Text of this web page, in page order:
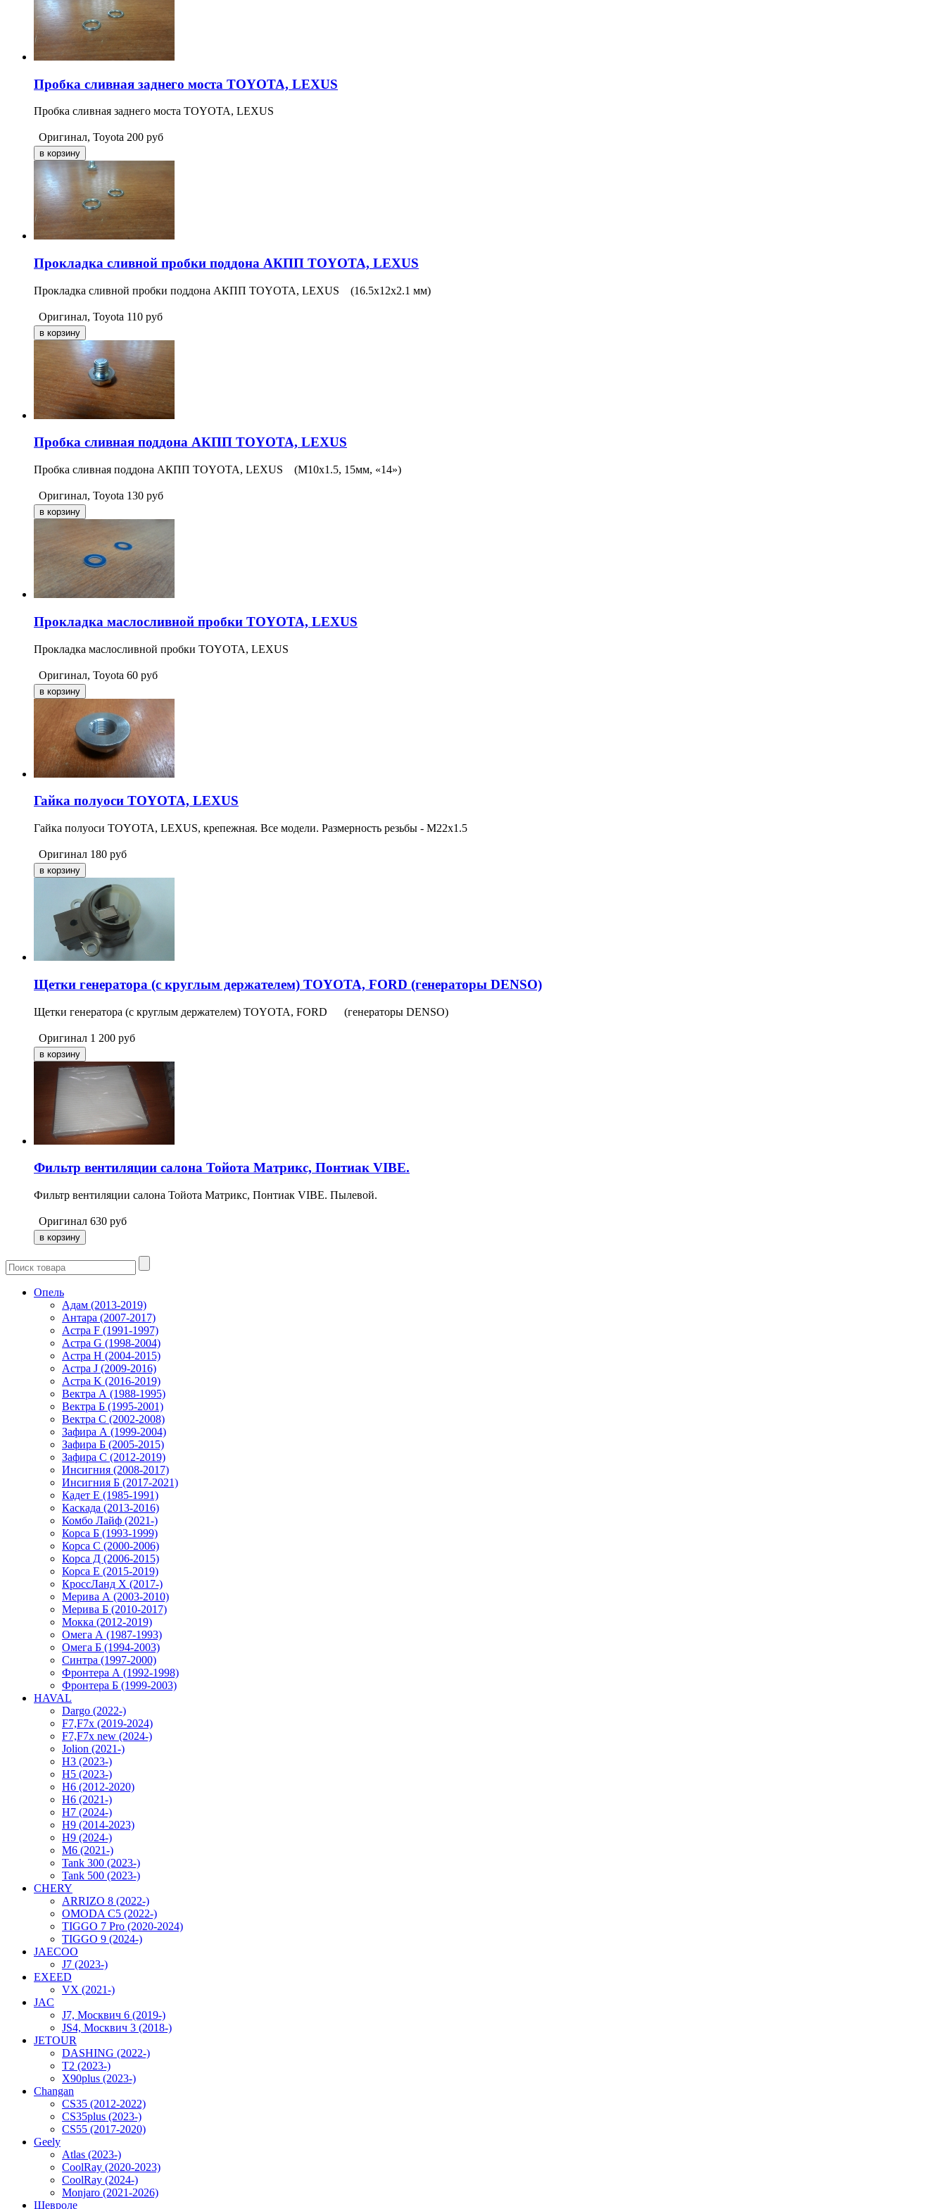
Пробка сливная заднего моста TOYOTA, LEXUS
Пробка сливная заднего моста TOYOTA, LEXUS
Оригинал, Toyota 200 руб
Прокладка сливной пробки поддона АКПП TOYOTA, LEXUS
Прокладка сливной пробки поддона АКПП TOYOTA, LEXUS (16.5x12x2.1 мм)
Оригинал, Toyota 110 руб
Пробка сливная поддона АКПП TOYOTA, LEXUS
Пробка сливная поддона АКПП TOYOTA, LEXUS (M10x1.5, 15мм, «14»)
Оригинал, Toyota 130 руб
Прокладка маслосливной пробки TOYOTA, LEXUS
Прокладка маслосливной пробки TOYOTA, LEXUS
Оригинал, Toyota 60 руб
Гайка полуоси TOYOTA, LEXUS
Гайка полуоси TOYOTA, LEXUS, крепежная. Все модели. Размерность резьбы - M22x1.5
Оригинал 180 руб
Щетки генератора (с круглым держателем) TOYOTA, FORD (генераторы DENSO)
Щетки генератора (с круглым держателем) TOYOTA, FORD (генераторы DENSO)
Оригинал 1 200 руб
Фильтр вентиляции салона Тойота Матрикс, Понтиак VIBE.
Фильтр вентиляции салона Тойота Матрикс, Понтиак VIBE. Пылевой.
Оригинал 630 руб
Опель
Адам (2013-2019)
Антара (2007-2017)
Астра F (1991-1997)
Астра G (1998-2004)
Астра H (2004-2015)
Астра J (2009-2016)
Астра K (2016-2019)
Вектра А (1988-1995)
Вектра Б (1995-2001)
Вектра С (2002-2008)
Зафира А (1999-2004)
Зафира Б (2005-2015)
Зафира С (2012-2019)
Инсигния (2008-2017)
Инсигния Б (2017-2021)
Кадет Е (1985-1991)
Каскада (2013-2016)
Комбо Лайф (2021-)
Корса Б (1993-1999)
Корса С (2000-2006)
Корса Д (2006-2015)
Корса E (2015-2019)
КроссЛанд X (2017-)
Мерива А (2003-2010)
Мерива Б (2010-2017)
Мокка (2012-2019)
Омега А (1987-1993)
Омега Б (1994-2003)
Синтра (1997-2000)
Фронтера А (1992-1998)
Фронтера Б (1999-2003)
HAVAL
Dargo (2022-)
F7,F7x (2019-2024)
F7,F7x new (2024-)
Jolion (2021-)
H3 (2023-)
H5 (2023-)
H6 (2012-2020)
H6 (2021-)
H7 (2024-)
H9 (2014-2023)
H9 (2024-)
M6 (2021-)
Tank 300 (2023-)
Tank 500 (2023-)
CHERY
ARRIZO 8 (2022-)
OMODA C5 (2022-)
TIGGO 7 Pro (2020-2024)
TIGGO 9 (2024-)
JAECOO
J7 (2023-)
EXEED
VX (2021-)
JAC
J7, Москвич 6 (2019-)
JS4, Москвич 3 (2018-)
JETOUR
DASHING (2022-)
T2 (2023-)
X90plus (2023-)
Changan
CS35 (2012-2022)
CS35plus (2023-)
CS55 (2017-2020)
Geely
Atlas (2023-)
CoolRay (2020-2023)
CoolRay (2024-)
Monjaro (2021-2026)
Шевроле